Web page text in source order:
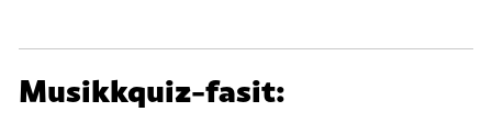
Musikkquiz-fasit: